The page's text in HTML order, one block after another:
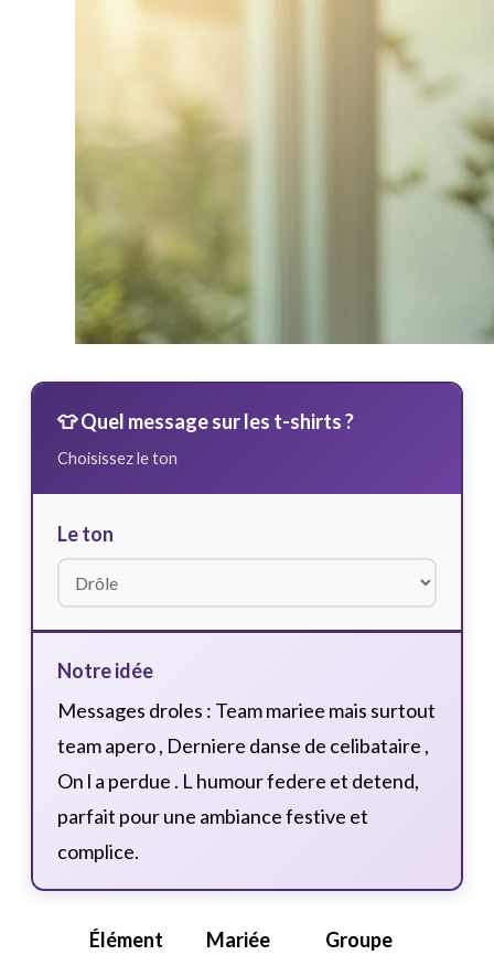
👕 Quel message sur les t-shirts ?
Choisissez le ton
Le ton
Notre idée
Messages droles : Team mariee mais surtout
team apero , Derniere danse de celibataire ,
On l a perdue . L humour federe et detend,
parfait pour une ambiance festive et
complice.
Élément Mariée Groupe